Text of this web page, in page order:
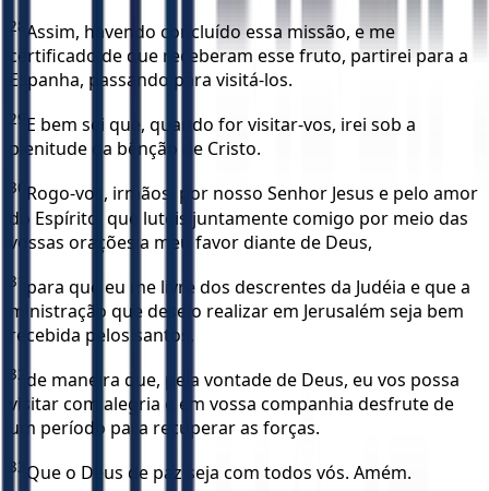
28 Assim, havendo concluído essa missão, e me
certificado de que receberam esse fruto, partirei para a
Espanha, passando para visitá-los.
29 E bem sei que, quando for visitar-vos, irei sob a
plenitude da bênção de Cristo.
30 Rogo-vos, irmãos, por nosso Senhor Jesus e pelo amor
do Espírito, que luteis juntamente comigo por meio das
vossas orações a meu favor diante de Deus,
31
para que eu me livre dos descrentes da Judéia e que a
ministração que desejo realizar em Jerusalém seja bem
recebida pelos santos,
32 de maneira que, pela vontade de Deus, eu vos possa
visitar com alegria e em vossa companhia desfrute de
um período para recuperar as forças.
33 Que o Deus de paz seja com todos vós. Amém.